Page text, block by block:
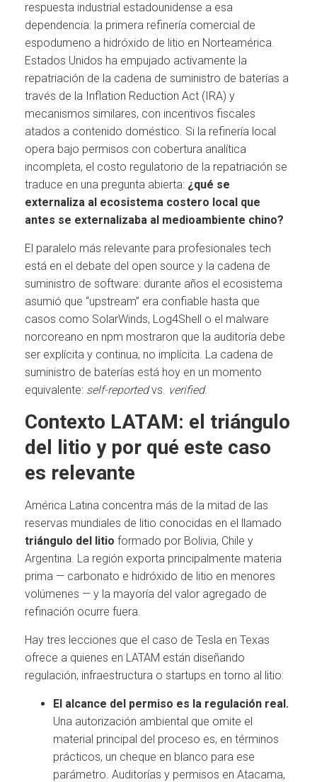
respuesta industrial estadounidense a esa
dependencia: la primera refinería comercial de
espodumeno a hidróxido de litio en Norteamérica.
Estados Unidos ha empujado activamente la
repatriación de la cadena de suministro de baterías a
través de la Inflation Reduction Act (IRA) y
mecanismos similares, con incentivos fiscales
atados a contenido doméstico. Si la refinería local
opera bajo permisos con cobertura analítica
incompleta, el costo regulatorio de la repatriación se
traduce en una pregunta abierta: ¿qué se
externaliza al ecosistema costero local que
antes se externalizaba al medioambiente chino?
El paralelo más relevante para profesionales tech
está en el debate del open source y la cadena de
suministro de software: durante años el ecosistema
asumió que “upstream” era confiable hasta que
casos como SolarWinds, Log4Shell o el malware
norcoreano en npm mostraron que la auditoría debe
ser explícita y continua, no implícita. La cadena de
suministro de baterías está hoy en un momento
equivalente: self-reportedvs. verified.
Contexto LATAM: el triángulo
del litio y por qué este caso
es relevante
América Latina concentra más de la mitad de las
reservas mundiales de litio conocidas en el llamado
triángulo del litio formado por Bolivia, Chile y
Argentina. La región exporta principalmente materia
prima — carbonato e hidróxido de litio en menores
volúmenes — y la mayoría del valor agregado de
refinación ocurre fuera.
Hay tres lecciones que el caso de Tesla en Texas
ofrece a quienes en LATAM están diseñando
regulación, infraestructura o startups en torno al litio:
El alcance del permiso es la regulación real.
Una autorización ambiental que omite el
material principal del proceso es, en términos
prácticos, un cheque en blanco para ese
parámetro. Auditorías y permisos en Atacama,